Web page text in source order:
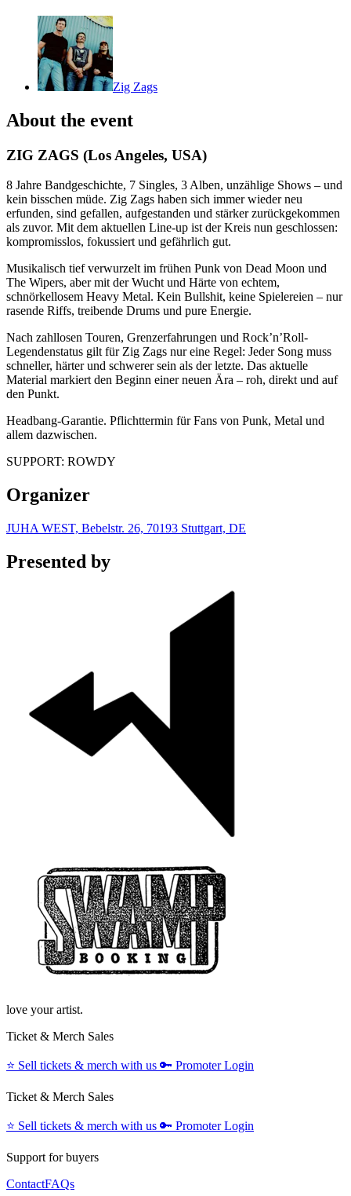
Zig Zags
About the event
ZIG ZAGS (Los Angeles, USA)
8 Jahre Bandgeschichte, 7 Singles, 3 Alben, unzählige Shows – und
kein bisschen müde. Zig Zags haben sich immer wieder neu
erfunden, sind gefallen, aufgestanden und stärker zurückgekommen
als zuvor. Mit dem aktuellen Line-up ist der Kreis nun geschlossen:
kompromisslos, fokussiert und gefährlich gut.
Musikalisch tief verwurzelt im frühen Punk von Dead Moon und
The Wipers, aber mit der Wucht und Härte von echtem,
schnörkellosem Heavy Metal. Kein Bullshit, keine Spielereien – nur
rasende Riffs, treibende Drums und pure Energie.
Nach zahllosen Touren, Grenzerfahrungen und Rock’n’Roll-
Legendenstatus gilt für Zig Zags nur eine Regel: Jeder Song muss
schneller, härter und schwerer sein als der letzte. Das aktuelle
Material markiert den Beginn einer neuen Ära – roh, direkt und auf
den Punkt.
Headbang-Garantie. Pflichttermin für Fans von Punk, Metal und
allem dazwischen.
SUPPORT: ROWDY
Organizer
JUHA WEST, Bebelstr. 26, 70193 Stuttgart, DE
Presented by
love your artist.
Ticket & Merch Sales
⭐️ Sell tickets & merch with us 🔑 Promoter Login
Ticket & Merch Sales
⭐️ Sell tickets & merch with us 🔑 Promoter Login
Support for buyers
ContactFAQs